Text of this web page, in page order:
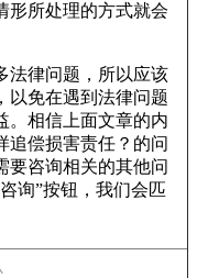
形所处理的方式就会
法律问题，所以应该
以免在遇到法律问题
。相信上面文章的内
追偿损害责任？的问
要咨询相关的其他问
询”按钮，我们会匹